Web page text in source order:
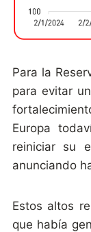
Para la
para evitar
Europa
reiniciar su
anunciando
Estos altos
que había